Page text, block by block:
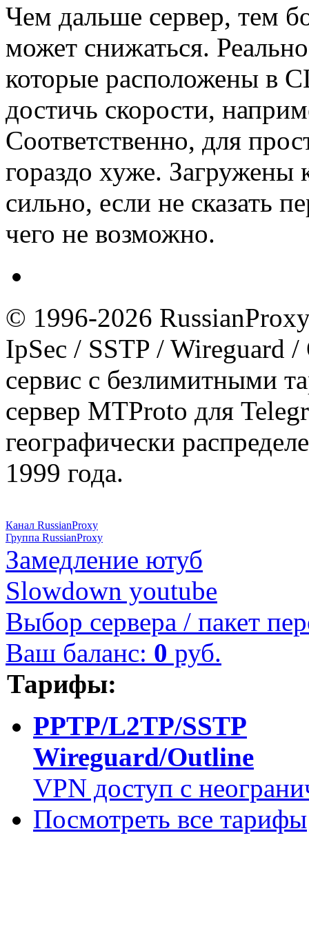
Чем дальше сервер, тем
может снижаться.
которые расположены в
достичь скорости,
Соответственно, для
гораздо хуже.
сильно, если не сказать
чего не возможно.
© 1996-2026
IpSec / SSTP / Wireguard
сервис с безлимитными
сервер MTProto для
географически
1999 года.
Канал RussianProxy
Группа RussianProxy
Замедление ютуб
Slowdown youtube
Выбор сервера / пакет
Ваш баланс: 0 руб.
Тарифы:
PPTP/L2TP/SSTP
Wireguard/Outline
VPN доступ с
Посмотреть все тарифы